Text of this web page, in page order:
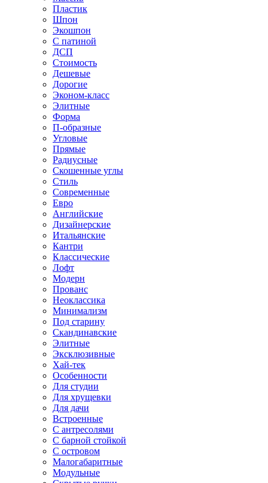
Пластик
Шпон
Экошпон
С патиной
ДСП
Стоимость
Дешевые
Дорогие
Эконом-класс
Элитные
Форма
П-образные
Угловые
Прямые
Радиусные
Скошенные углы
Стиль
Современные
Евро
Английские
Дизайнерские
Итальянские
Кантри
Классические
Лофт
Модерн
Прованс
Неоклассика
Минимализм
Под старину
Скандинавские
Элитные
Эксклюзивные
Хай-тек
Особенности
Для студии
Для хрущевки
Для дачи
Встроенные
С антресолями
С барной стойкой
С островом
Малогабаритные
Модульные